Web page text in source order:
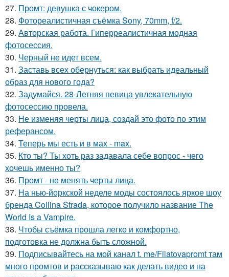
27. Промт: девушка с чокером.
28. Фотореалистичная съёмка Sony, 70mm, f/2.
29. Авторская работа. Гиперреалистичная модная
фотосессия.
30. Черный не идет всем.
31. Заставь всех обернуться: как выбрать идеальный
образ для нового года?
32. Задумайся. 28-Летняя певица увлекательную
фотосессию провела.
33. Не изменяя черты лица, создай это фото по этим
реферансом.
34. Теперь мы есть и в мах - max.
35. Кто ты? Ты хоть раз задавала себе вопрос - чего
хочешь именно ты?
36. Промт - не менять черты лица.
37. На нью-йоркской неделе моды состоялось яркое шоу
бренда Collina Strada, которое получило название The
World Is a Vampire.
38. Чтобы съёмка прошла легко и комфортно,
подготовка не должна быть сложной.
39. Подписывайтесь на мой канал t. me/Filatovapromt там
много промтов и рассказываю как делать видео и на